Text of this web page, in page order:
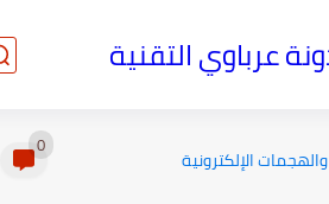
عرباوي التقنية
الإلكترونية